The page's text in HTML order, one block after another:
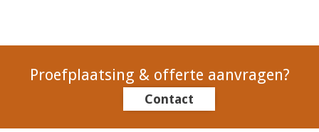
Proefplaatsing & offerte aanvragen?
Contact